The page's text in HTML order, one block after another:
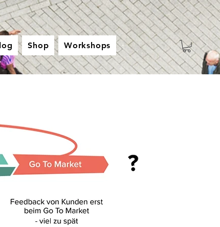
Shop Workshops